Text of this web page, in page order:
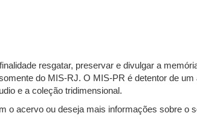
resgatar, preservar e divulgar a
do MIS-RJ. O MIS-PR é detentor de
e a coleção tridimensional.
o acervo ou deseja mais informações sobre o